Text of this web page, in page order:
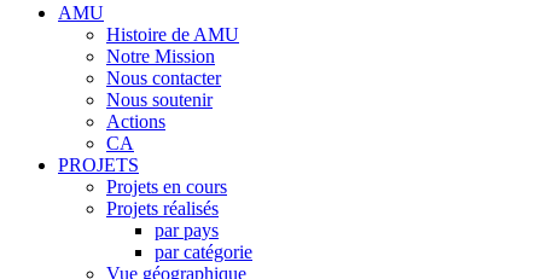
AMU
Histoire de AMU
Notre Mission
Nous contacter
Nous soutenir
Actions
CA
PROJETS
Projets en cours
Projets réalisés
par pays
par catégorie
Vue géographique